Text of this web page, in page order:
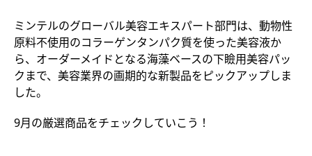
ミンテルのグローバル美容エキスパート部門は、動物性
原料不使用のコラーゲンタンパク質を使った美容液か
ら、オーダーメイドとなる海藻ベースの下瞼用美容パッ
クまで、美容業界の画期的な新製品をピックアップしま
した。
9月の厳選商品をチェックしていこう！